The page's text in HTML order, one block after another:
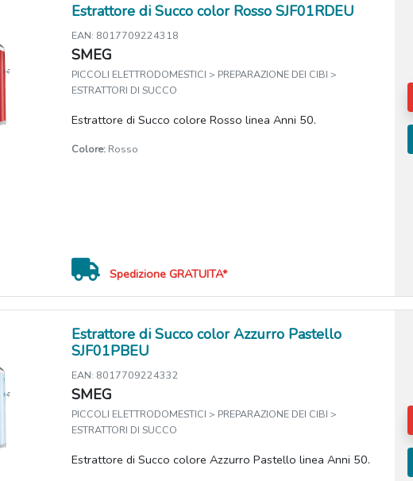
Estrattore di Succo color Rosso SJF01RDEU
EAN: 8017709224318
SMEG
PICCOLI ELETTRODOMESTICI > PREPARAZIONE DEI CIBI >
ESTRATTORI DI SUCCO
Estrattore di Succo colore Rosso linea Anni 50.
Colore: Rosso
Spedizione GRATUITA*
Estrattore di Succo color Azzurro Pastello
SJF01PBEU
EAN: 8017709224332
SMEG
PICCOLI ELETTRODOMESTICI > PREPARAZIONE DEI CIBI >
ESTRATTORI DI SUCCO
Estrattore di Succo colore Azzurro Pastello linea Anni 50.